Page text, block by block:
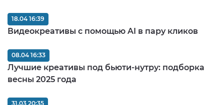
Видеокреативы с помощью AI в пару кликов
18.04 16:39
Лучшие креативы под бьюти-нутру: подборка
весны 2025 года
08.04 16:33
31.03 20:35